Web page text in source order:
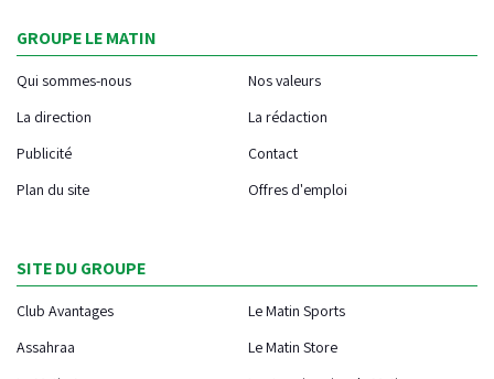
GROUPE LE MATIN
Qui sommes-nous
Nos valeurs
La direction
La rédaction
Publicité
Contact
Plan du site
Offres d'emploi
SITE DU GROUPE
Club Avantages
Le Matin Sports
Assahraa
Le Matin Store